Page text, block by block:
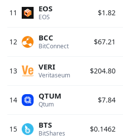
11 EOS
EOS $1.82
12 BitConnect
BCC $67.21
13 Veritaseum
VERI $204.80
14 Qtum
QTUM $7.84
15 BitShares
BTS $0.1462